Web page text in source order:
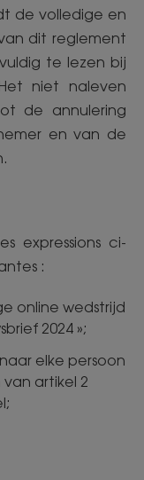
de volledige en
dit reglement
te lezen bij
niet naleven
de annulering
en van de
expressions ci-
:
online wedstrijd
2024 »;
elke persoon
artikel 2